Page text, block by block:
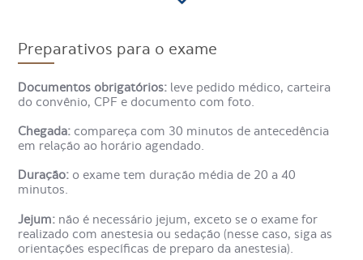
No caso da Angioressonância Magnética Arterial de
Pescoço (vasos cervicais, carótidas e vertebrais), o
pescoço de um paciente, como os vasos cervicais e
vertebrais e as veias carótidas.
Como é feito o exame de Angio
Ressonância Magnética Arterial
de Pescoço?
No exame de Angioressonância Magnética, o paciente
deita em maca, que desliza para dentro de um aparelho
Preparativos para o exame
Documentos obrigatórios: leve pedido médico, carteira
do convênio, CPF e documento com foto.
Chegada: compareça com 30 minutos de antecedência
em relação ao horário agendado.
Duração: o exame tem duração média de 20 a 40
minutos.
Jejum: não é necessário jejum, exceto se o exame for
realizado com anestesia ou sedação (nesse caso, siga as
orientações específicas de preparo da anestesia).